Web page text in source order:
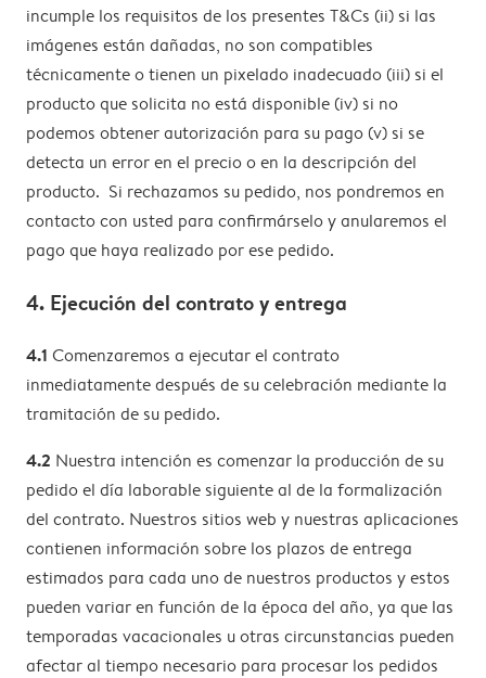
incumple los requisitos de los presentes T&Cs (ii) si las
imágenes están dañadas, no son compatibles
técnicamente o tienen un pixelado inadecuado (iii) si el
producto que solicita no está disponible (iv) si no
podemos obtener autorización para su pago (v) si se
detecta un error en el precio o en la descripción del
producto. Si rechazamos su pedido, nos pondremos en
contacto con usted para confirmárselo y anularemos el
pago que haya realizado por ese pedido.
4. Ejecución del contrato y entrega
4.1 Comenzaremos a ejecutar el contrato
inmediatamente después de su celebración mediante la
tramitación de su pedido.
4.2 Nuestra intención es comenzar la producción de su
pedido el día laborable siguiente al de la formalización
del contrato. Nuestros sitios web y nuestras aplicaciones
contienen información sobre los plazos de entrega
estimados para cada uno de nuestros productos y estos
pueden variar en función de la época del año, ya que las
temporadas vacacionales u otras circunstancias pueden
afectar al tiempo necesario para procesar los pedidos